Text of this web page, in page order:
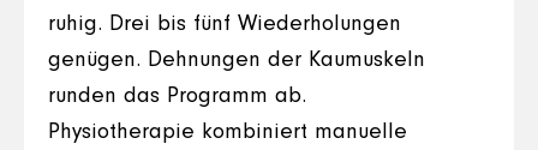
ruhig. Drei bis fünf Wiederholungen
genügen. Dehnungen der Kaumuskeln
runden das Programm ab.
Physiotherapie kombiniert manuelle